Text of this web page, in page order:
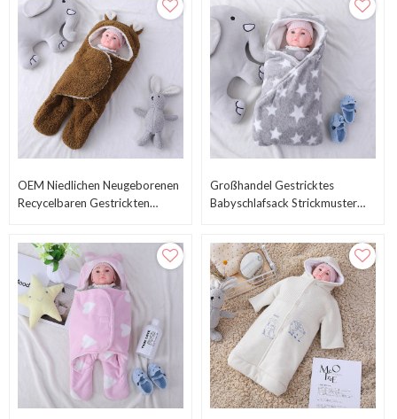
Sternchenmuster
OEM Niedlichen Neugeborenen
Recycelbaren Gestrickten
Großhandel Gestricktes
Babyschlafsack Strickmuster